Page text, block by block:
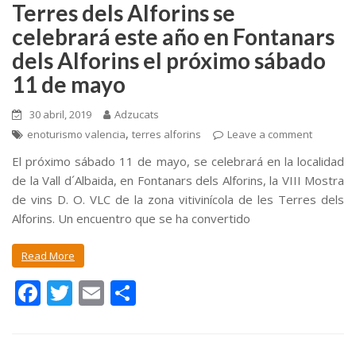
Terres dels Alforins se
celebrará este año en Fontanars
dels Alforins el próximo sábado
11 de mayo
30 abril, 2019
Adzucats
enoturismo valencia, terres alforins Leave a comment
El próximo sábado 11 de mayo, se celebrará en la localidad
de la Vall d´Albaida, en Fontanars dels Alforins, la VIII Mostra
de vins D. O. VLC de la zona vitivinícola de les Terres dels
Alforins. Un encuentro que se ha convertido
Read More
F T E